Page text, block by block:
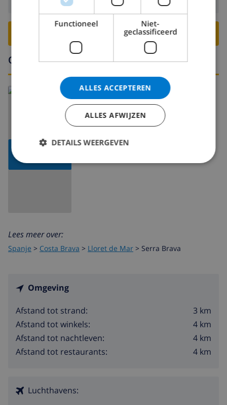
BOEK DEZE VILLA ›
Omgeving
TOON
Lees meer over:
Spanje > Costa Brava > Lloret de Mar > Serra Brava
Omgeving
Afstand tot strand:
3 km
Afstand tot winkels:
4 km
Afstand tot nachtleven:
4 km
Afstand tot restaurants:
4 km
Luchthavens:
Functioneel
Niet-
geclassificeerd
ALLES ACCEPTEREN
ALLES AFWIJZEN
DETAILS WEERGEVEN